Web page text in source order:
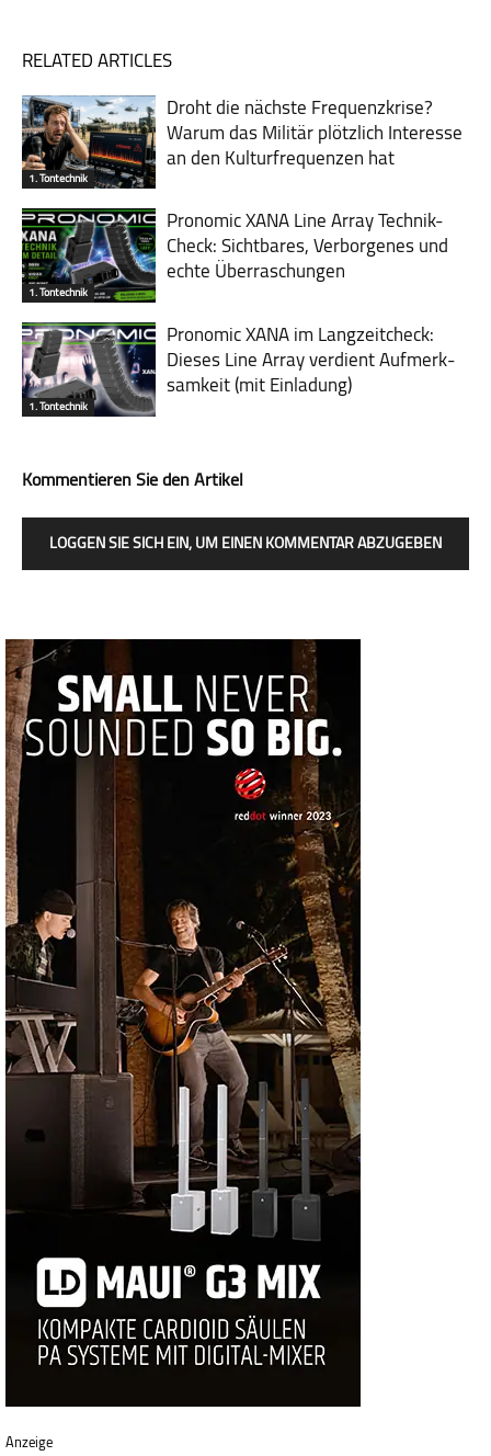
RELATED ARTICLES
1. Tontechnik
Droht die nächste Frequenzkrise?
Warum das Mili­tär plötzlich Inte­resse
an den Kultur­fre­quen­zen hat
1. Tontechnik
Pronomic XANA Line Array Technik-
Check: Sichtbares, Verborgenes und
echte Überraschungen
1. Tontechnik
Pronomic XANA im Lang­zeit­check:
Dieses Line Array verdient Auf­merk­
sam­keit (mit Ein­la­dung)
Kommentieren Sie den Artikel
LOGGEN SIE SICH EIN, UM EINEN KOMMENTAR ABZUGEBEN
Anzeige